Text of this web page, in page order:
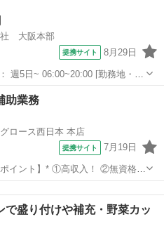
「専門的で難しそう」と思われ
社 大阪本部
提携サイト 8月29日
522 株式会社魚国総本社 大阪本
要]： ［有田川町］調...
助業務
ロース西日本 本店
提携サイト 7月19日
ク、自転車
体制：3～5名体制 資格：無
で盛り付けや補充・野菜カッ